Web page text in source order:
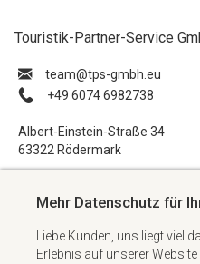
Touristik-Partner-Service
ue.hbmg-spt@maet
+49 6074 6982738
Albert-Einstein-Straße 34
63322 Rödermark
Impressum
AGB
Mehr Datenschutz für
Liebe Kunden, uns liegt viel
Erlebnis auf unserer